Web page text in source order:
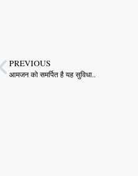
PREVIOUS
आमजन को समर्पित है यह सुविधा..